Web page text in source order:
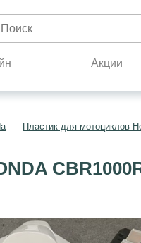
Акции
Пластик для мотоциклов